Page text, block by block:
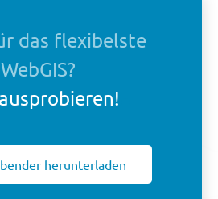
das flexibelste
WebGIS?
herunterladen